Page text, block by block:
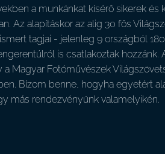
a munkánkat kísérő sikerek és
Az alapításkor az alig 30 fős
tagjai - jelenleg 9 országból
is csatlakoztak hozzánk.
Magyar Fotóművészek
Bízom benne, hogyha egyetért
más rendezvényünk valamelyikén.